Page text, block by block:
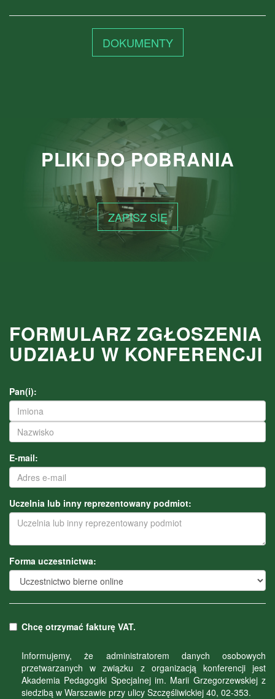
DOKUMENTY
PLIKI DO POBRANIA
ZAPISZ SIĘ
FORMULARZ ZGŁOSZENIA
UDZIAŁU W KONFERENCJI
Pan(i):
E-mail:
Uczelnia lub inny reprezentowany podmiot:
Forma uczestnictwa:
Chcę otrzymać fakturę VAT.
Informujemy, że administratorem danych osobowych
przetwarzanych w związku z organizacją konferencji jest
Akademia Pedagogiki Specjalnej im. Marii Grzegorzewskiej z
siedzibą w Warszawie przy ulicy Szczęśliwickiej 40, 02-353.